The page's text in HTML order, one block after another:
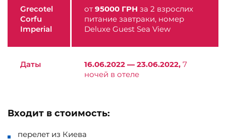
Grecotel
Corfu
Imperial
от 95000 ГРН за 2 взрослих
питание завтраки, номер
Deluxe Guest Sea View
Даты 16.06.2022 — 23.06.2022, 7
ночей в отеле
Входит в стоимость:
перелет из Киева